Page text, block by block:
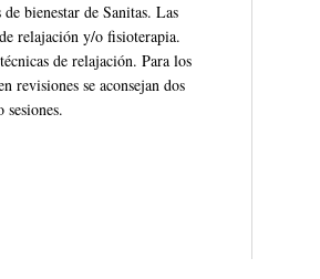
bienestar de Sanitas. Las
relajación y/o fisioterapia.
de relajación. Para los
revisiones se aconsejan dos